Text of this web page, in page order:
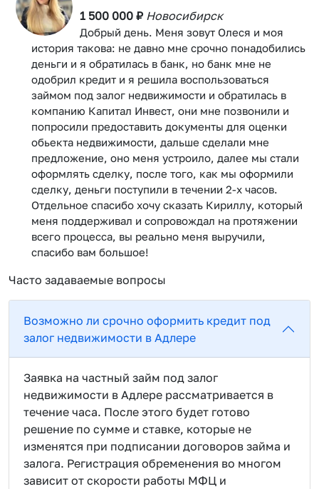
1 500 000 ₽ Новосибирск
Добрый день. Меня зовут Олеся и моя
история такова: не давно мне срочно понадобились
деньги и я обратилась в банк, но банк мне не
одобрил кредит и я решила воспользоваться
займом под залог недвижимости и обратилась в
компанию Капитал Инвест, они мне позвонили и
попросили предоставить документы для оценки
обьекта недвижимости, дальше сделали мне
предложение, оно меня устроило, далее мы стали
оформлять сделку, после того, как мы оформили
сделку, деньги поступили в течении 2-х часов.
Отдельное спасибо хочу сказать Кириллу, который
меня поддерживал и сопровождал на протяжении
всего процесса, вы реально меня выручили,
спасибо вам большое!
Часто задаваемые вопросы
Возможно ли срочно оформить кредит под
залог недвижимости в Адлере
Заявка на частный займ под залог
недвижимости в Адлере рассматривается в
течение часа. После этого будет готово
решение по сумме и ставке, которые не
изменятся при подписании договоров займа и
залога. Регистрация обременения во многом
зависит от скорости работы МФЦ и